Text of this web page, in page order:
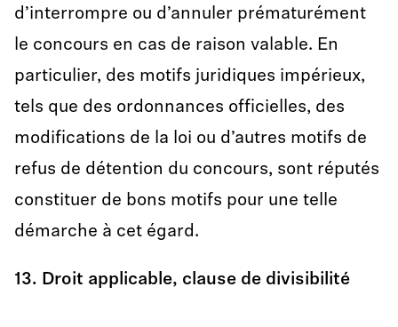
d’interrompre ou d’annuler prématurément
le concours en cas de raison valable. En
particulier, des motifs juridiques impérieux,
tels que des ordonnances officielles, des
modifications de la loi ou d’autres motifs de
refus de détention du concours, sont réputés
constituer de bons motifs pour une telle
démarche à cet égard.
13. Droit applicable, clause de divisibilité